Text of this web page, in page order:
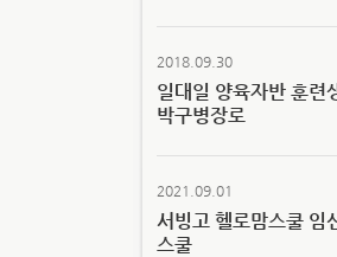
2018.09.30
일대일 양육자반 훈련
박구병장로
2021.09.01
서빙고 헬로맘스쿨 임
스쿨